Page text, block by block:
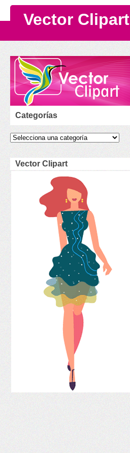
Vector Clipart
Categorías
Vector Clipart